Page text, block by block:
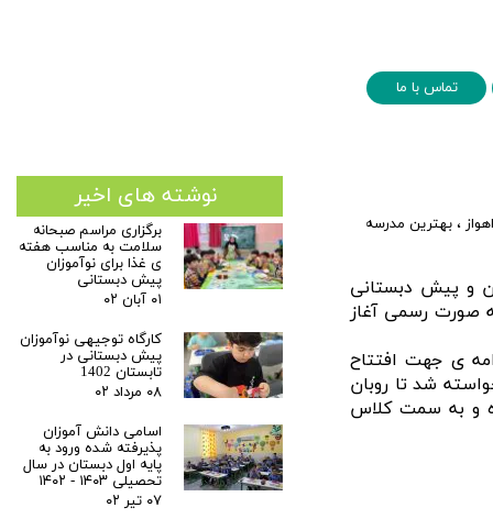
تماس با ما
، بهترین مدرسه
و پیش دبستانی
فعالیت آموزشی آن به صورت رسمی آغاز
ی جهت افتتاح
شد تا روبان
و به سمت کلاس
نوشته های اخیر
برگزاری مراسم صبحانه
سلامت به مناسب هفته
ی غذا برای نوآموزان
پیش دبستانی
۰۱ آبان ۰۲
کارگاه توجیهی نوآموزان
پیش دبستانی در
تابستان 1402
۰۸ مرداد ۰۲
اسامی دانش آموزان
پذیرفته شده ورود به
پایه اول دبستان در سال
تحصیلی ۱۴۰۳ - ۱۴۰۲
۰۷ تیر ۰۲